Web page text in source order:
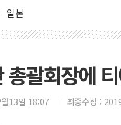
일본
총괄회장에
13일 18:07 최종수정 :